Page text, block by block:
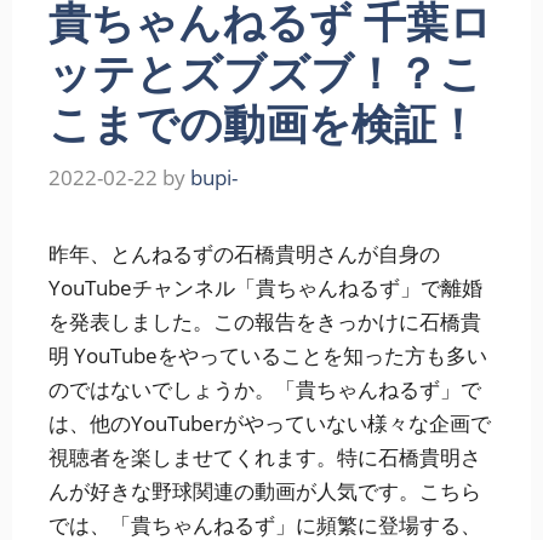
貴ちゃんねるず 千葉ロ
ッテとズブズブ！？こ
こまでの動画を検証！
2022-02-22 by bupi-
昨年、とんねるずの石橋貴明さんが自身の
YouTubeチャンネル「貴ちゃんねるず」で離婚
を発表しました。この報告をきっかけに石橋貴
明 YouTubeをやっていることを知った方も多い
のではないでしょうか。「貴ちゃんねるず」で
は、他のYouTuberがやっていない様々な企画で
視聴者を楽しませてくれます。特に石橋貴明さ
んが好きな野球関連の動画が人気です。こちら
では、「貴ちゃんねるず」に頻繁に登場する、